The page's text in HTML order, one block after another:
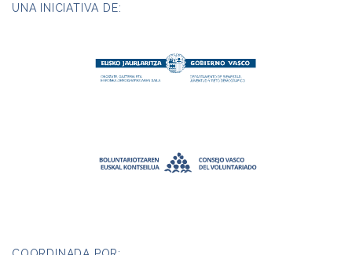
UNA INICIATIVA DE: